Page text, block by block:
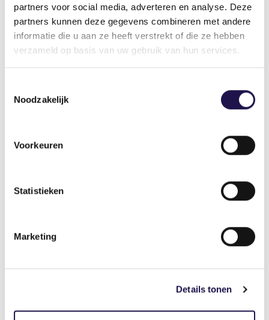
partners voor social media, adverteren en analyse. Deze
partners kunnen deze gegevens combineren met andere
informatie die u aan ze heeft verstrekt of die ze hebben
verzameld op basis van uw gebruik van hun services.
Noodzakelijk
Voorkeuren
Statistieken
Marketing
Details tonen
020 - 653 15 44
34199422
www.youngcapital.nl
2132 WT Hoofddorp